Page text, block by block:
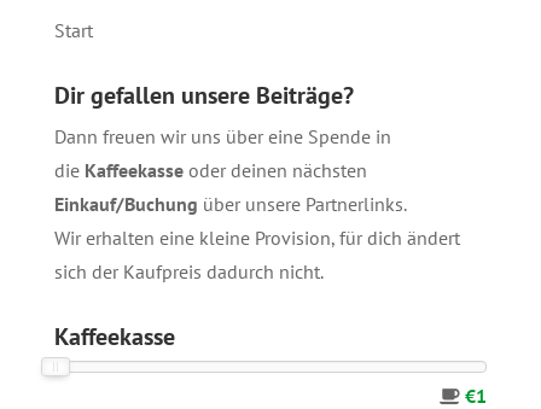
Start
Dir gefallen unsere Beiträge?
Dann freuen wir uns über eine Spende in
die Kaffeekasseoder deinen nächsten
Einkauf/Buchung über unsere Partnerlinks.
Wir erhalten eine kleine Provision, für dich ändert
sich der Kaufpreis dadurch nicht.
Kaffeekasse
€1